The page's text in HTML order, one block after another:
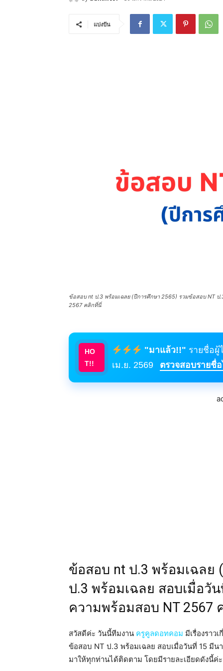
แบ่งปัน
ข้อสอบ nt ป.3 พร้อมเฉลย (ปีการศึกษา 2565) รวมข้อสอบ NT ป
2567 คลิกที่นี่
HO
T!!
"มาแล้ว!!" รายชื่อผู้
เม.ย. 2569
ตรวจสอบรายชื่
ข้อสอบ nt ป.3 พร้อมเฉลย
ป.3 พร้อมเฉลย สอบเมื่อวั
ความพร้อมสอบ NT 2567
สวัสดีค่ะ วันนี้ทีมงาน ครูคูลดอทคอม มีเรื่องราว
ข้อสอบ NT ป.3 พร้อมเฉลย สอบเมื่อวันที่ 15 มี
มาให้ทุกท่านได้ติดตาม โดยมีรายละเอียดดังนี้ค่ะ